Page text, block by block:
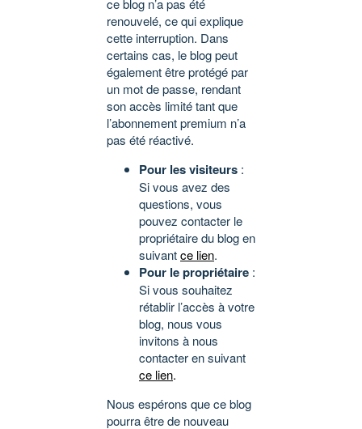
ce blog n’a pas été
renouvelé, ce qui explique
cette interruption. Dans
certains cas, le blog peut
également être protégé par
un mot de passe, rendant
son accès limité tant que
l’abonnement premium n’a
pas été réactivé.
Pour les visiteurs :
Si vous avez des
questions, vous
pouvez contacter le
propriétaire du blog en
suivantce lien.
Pour le propriétaire :
Si vous souhaitez
rétablir l’accès à votre
blog, nous vous
invitons à nous
contacter en suivant
ce lien.
Nous espérons que ce blog
pourra être de nouveau